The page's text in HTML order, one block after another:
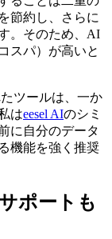
節約し、さらに
。そのため、AI
スパ）が高いと
ツールは、一か
はeesel AIのシミ
に自分のデータ
機能を強く推奨
ポートも